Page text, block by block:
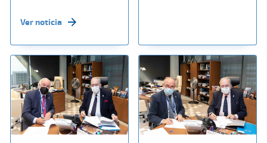
Ver noticia